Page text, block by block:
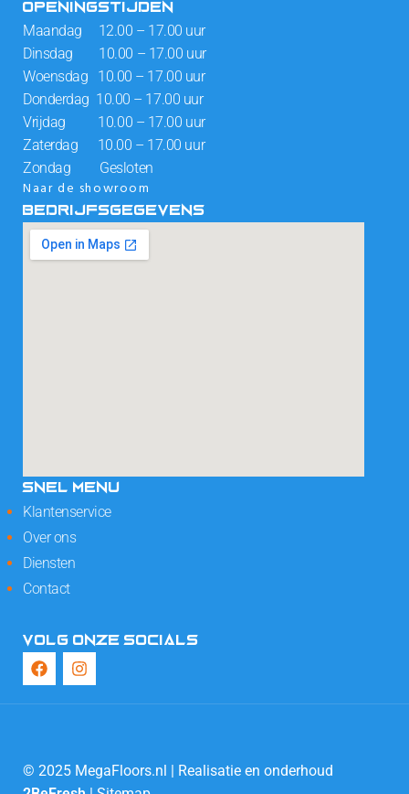
OPENINGSTIJDEN
Maandag 12.00 – 17.00 uur
Dinsdag 10.00 – 17.00 uur
Woensdag 10.00 – 17.00 uur
Donderdag 10.00 – 17.00 uur
Vrijdag 10.00 – 17.00 uur
Zaterdag 10.00 – 17.00 uur
Zondag Gesloten
Naar de showroom
BEDRIJFSGEGEVENS
SNEL MENU
Klantenservice
Over ons
Diensten
Contact
VOLG ONZE SOCIALS
© 2025 MegaFloors.nl | Realisatie en onderhoud